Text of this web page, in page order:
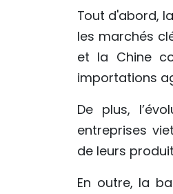
Tout d'abord,
les marchés
et la Chine
importations
De plus,
entreprises
de leurs
En outre, la